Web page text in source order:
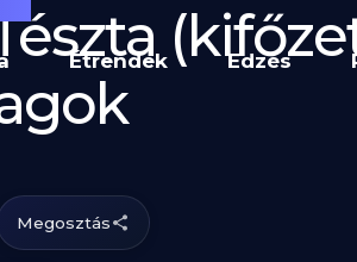
Étrendek Edzés
Megosztás